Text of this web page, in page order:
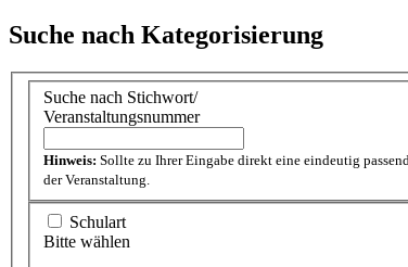
Suche nach Kategorisierung
Suche nach Stichwort/
Veranstaltungsnummer
Hinweis: Sollte zu Ihrer Eingabe direkt eine eindeutig
der Veranstaltung.
Schulart
Bitte wählen